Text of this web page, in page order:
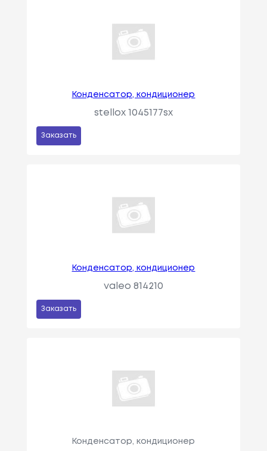
Конденсатор, кондиционер
stellox 1045177sx
Заказать
Конденсатор, кондиционер
valeo 814210
Заказать
Конденсатор, кондиционер